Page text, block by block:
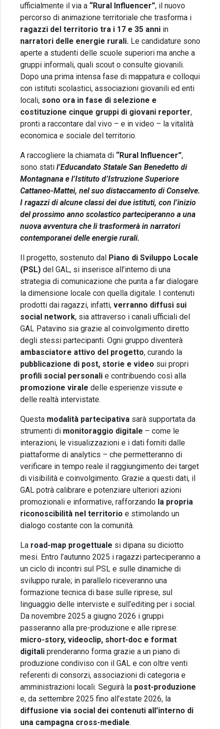
ufficialmente il via a “Rural Influencer”, il nuovo
percorso di animazione territoriale che trasforma i
ragazzi del territorio tra i 17 e 35 anni in
narratori delle energie rurali. Le candidature sono
aperte a studenti delle scuole superiori ma anche a
gruppi informali, quali scout o consulte giovanili.
Dopo una prima intensa fase di mappatura e colloqui
con istituti scolastici, associazioni giovanili ed enti
locali, sono ora in fase di selezione e
costituzione cinque gruppi di giovani reporter,
pronti a raccontare dal vivo – e in video – la vitalità
economica e sociale del territorio.
A raccogliere la chiamata di “Rural Influencer”,
sono stati l’Educandato Statale San Benedetto di
Montagnana e l’Istituto d’Istruzione Superiore
Cattaneo-Mattei, nel suo distaccamento di Conselve.
I ragazzi di alcune classi dei due istituti, con l’inizio
del prossimo anno scolastico parteciperanno a una
nuova avventura che li trasformerà in narratori
contemporanei delle energie rurali.
Il progetto, sostenuto dal Piano di Sviluppo Locale
(PSL) del GAL, si inserisce all’interno di una
strategia di comunicazione che punta a far dialogare
la dimensione locale con quella digitale. I contenuti
prodotti dai ragazzi, infatti, verranno diffusi sui
social network, sia attraverso i canali ufficiali del
GAL Patavino sia grazie al coinvolgimento diretto
degli stessi partecipanti. Ogni gruppo diventerà
ambasciatore attivo del progetto, curando la
pubblicazione di post, storie e video sui propri
profili social personali e contribuendo così alla
promozione virale delle esperienze vissute e
delle realtà intervistate.
Questa modalità partecipativa sarà supportata da
strumenti di monitoraggio digitale – come le
interazioni, le visualizzazioni e i dati forniti dalle
piattaforme di analytics – che permetteranno di
verificare in tempo reale il raggiungimento dei target
di visibilità e coinvolgimento. Grazie a questi dati, il
GAL potrà calibrare e potenziare ulteriori azioni
promozionali e informative, rafforzando la propria
riconoscibilità nel territorio e stimolando un
dialogo costante con la comunità.
La road-map progettuale si dipana su diciotto
mesi. Entro l’autunno 2025 i ragazzi parteciperanno a
un ciclo di incontri sul PSL e sulle dinamiche di
sviluppo rurale; in parallelo riceveranno una
formazione tecnica di base sulle riprese, sul
linguaggio delle interviste e sull’editing per i social.
Da novembre 2025 a giugno 2026 i gruppi
passeranno alla pre-produzione e alle riprese:
micro-story, videoclip, short-doc e format
digitali prenderanno forma grazie a un piano di
produzione condiviso con il GAL e con oltre venti
referenti di consorzi, associazioni di categoria e
amministrazioni locali. Seguirà la post-produzione
e, da settembre 2025 fino all’estate 2026, la
diffusione via social dei contenuti all’interno di
una campagna cross-mediale.